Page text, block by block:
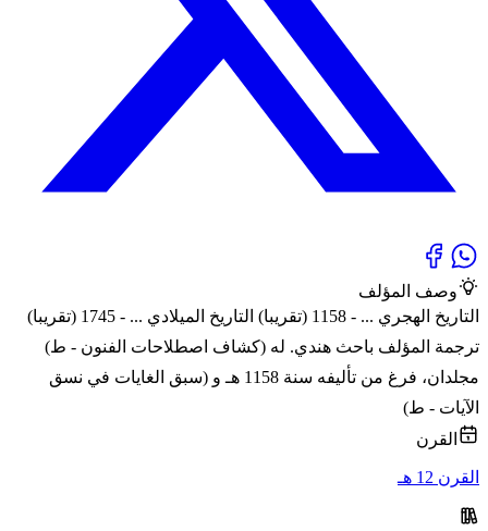
وصف المؤلف
التاريخ الهجري ... - 1158 (تقريبا) التاريخ الميلادي ... - 1745 (تقريبا)
ترجمة المؤلف باحث هندي. له (كشاف اصطلاحات الفنون - ط)
مجلدان، فرغ من تأليفه سنة 1158 هـ و (سبق الغايات في نسق
الآيات - ط)
القرن
القرن 12 هـ